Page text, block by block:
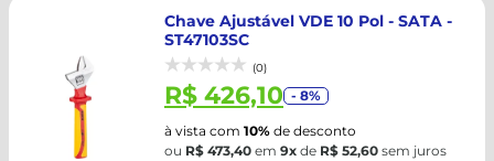
Chave Ajustável VDE 10 Pol - SATA -
ST47103SC
(0)
R$ 426,10 - 8%
à vista com 10% de desconto
ou R$ 473,40 em 9x de R$ 52,60 sem juros